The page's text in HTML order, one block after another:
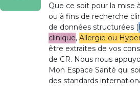
Que ce soit pour la mise
ou à fins de recherche
de données structurées (
clinique, Allergie ou
être extraites de vos
de CR. Nous nous
Mon Espace Santé qui
des standards